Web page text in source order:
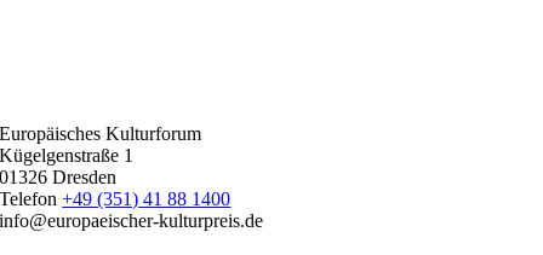
Europäisches Kulturforum
Kügelgenstraße 1
01326 Dresden
Telefon+49 (351) 41 88 1400
info@europaeischer-kulturpreis.de